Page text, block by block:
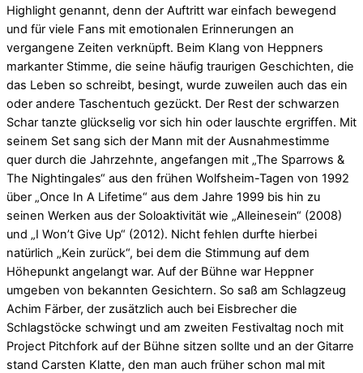
Highlight genannt, denn der Auftritt war einfach bewegend
und für viele Fans mit emotionalen Erinnerungen an
vergangene Zeiten verknüpft. Beim Klang von Heppners
markanter Stimme, die seine häufig traurigen Geschichten, die
das Leben so schreibt, besingt, wurde zuweilen auch das ein
oder andere Taschentuch gezückt. Der Rest der schwarzen
Schar tanzte glückselig vor sich hin oder lauschte ergriffen. Mit
seinem Set sang sich der Mann mit der Ausnahmestimme
quer durch die Jahrzehnte, angefangen mit „The Sparrows &
The Nightingales“ aus den frühen Wolfsheim-Tagen von 1992
über „Once In A Lifetime“ aus dem Jahre 1999 bis hin zu
seinen Werken aus der Soloaktivität wie „Alleinesein“ (2008)
und „I Won’t Give Up“ (2012). Nicht fehlen durfte hierbei
natürlich „Kein zurück“, bei dem die Stimmung auf dem
Höhepunkt angelangt war. Auf der Bühne war Heppner
umgeben von bekannten Gesichtern. So saß am Schlagzeug
Achim Färber, der zusätzlich auch bei Eisbrecher die
Schlagstöcke schwingt und am zweiten Festivaltag noch mit
Project Pitchfork auf der Bühne sitzen sollte und an der Gitarre
stand Carsten Klatte, den man auch früher schon mal mit